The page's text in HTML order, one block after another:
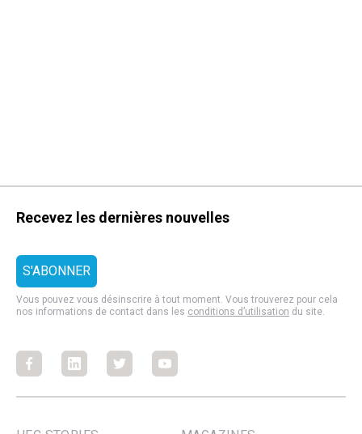
Recevez les dernières nouvelles
Vous pouvez vous désinscrire à tout moment. Vous trouverez pour cela
nos informations de contact dans les conditions d’utilisation du site.
FacebookFacebookFacebookFacebook